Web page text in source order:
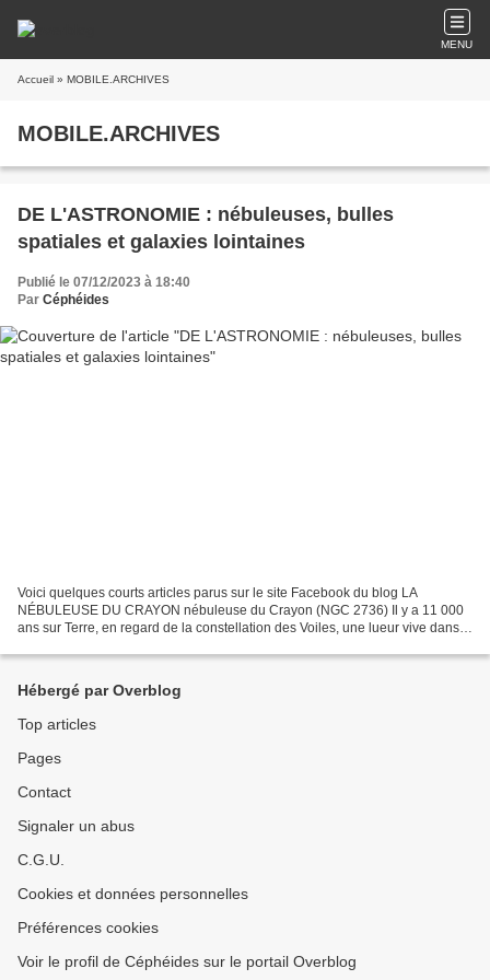
MENU
Accueil » MOBILE.ARCHIVES
MOBILE.ARCHIVES
DE L'ASTRONOMIE : nébuleuses, bulles
spatiales et galaxies lointaines
Publié le 07/12/2023 à 18:40
Par Céphéides
Voici quelques courts articles parus sur le site Facebook du blog LA
NÉBULEUSE DU CRAYON nébuleuse du Crayon (NGC 2736) Il y a 11 000
ans sur Terre, en regard de la constellation des Voiles, une lueur vive dans
Hébergé par Overblog
Top articles
Pages
Contact
Signaler un abus
C.G.U.
Cookies et données personnelles
Préférences cookies
Voir le profil de Céphéides sur le portail Overblog